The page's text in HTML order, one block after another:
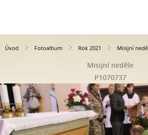
Úvod Fotoalbum Rok 2021 Misijní
Misijní neděle
P1070737